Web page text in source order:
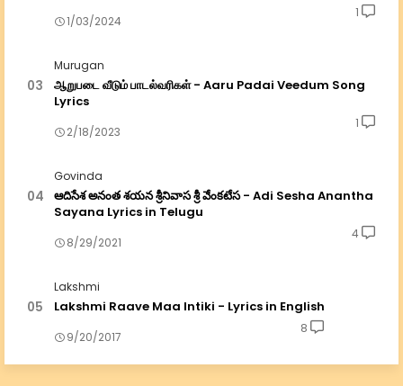
1/03/2024
1
Murugan
ஆறுபடை வீடும் பாடல்வரிகள் - Aaru Padai Veedum Song
Lyrics
2/18/2023
1
Govinda
ఆదిసేశ అనంత శయన శ్రీనివాస శ్రీ వేంకటేస - Adi Sesha Anantha
Sayana Lyrics in Telugu
8/29/2021
4
Lakshmi
Lakshmi Raave Maa Intiki - Lyrics in English
9/20/2017
8